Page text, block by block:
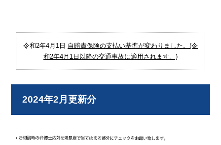
令和2年4月1日 自賠責保険の支払い基準が変わりました。(令
和2年4月1日以降の交通事故に適用されます。)
2024年2月更新分